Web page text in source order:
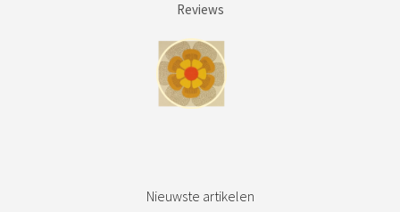
Reviews
Nieuwste artikelen